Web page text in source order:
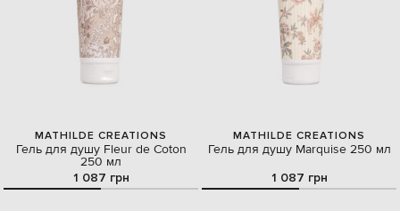
MATHILDE CREATIONS
Гель для душу Fleur de Coton
250 мл
1 087 грн
MATHILDE CREATIONS
Гель для душу Marquise 250 мл
1 087 грн